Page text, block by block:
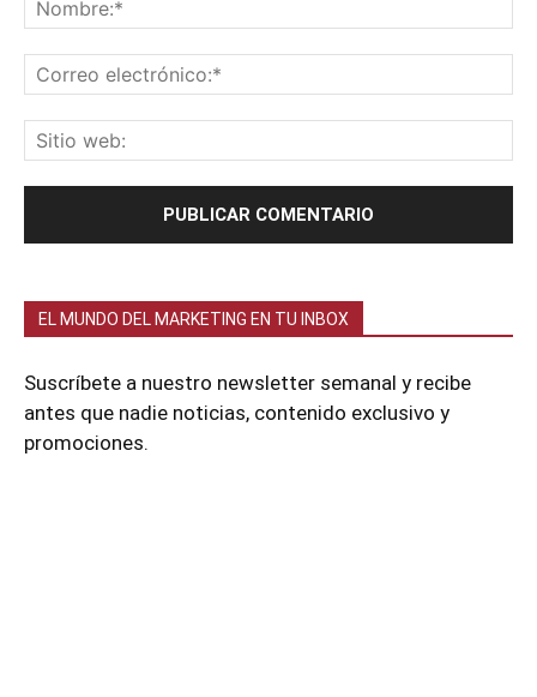
EL MUNDO DEL MARKETING EN TU INBOX
Suscríbete a nuestro newsletter semanal y recibe
antes que nadie noticias, contenido exclusivo y
promociones.